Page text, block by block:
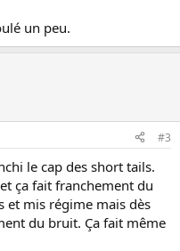
un peu.
#3
le cap des short tails.
ça fait franchement du
et mis régime mais dès
du bruit. Ça fait même